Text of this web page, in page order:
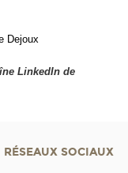
Dejoux
LinkedIn de
RÉSEAUX SOCIAUX